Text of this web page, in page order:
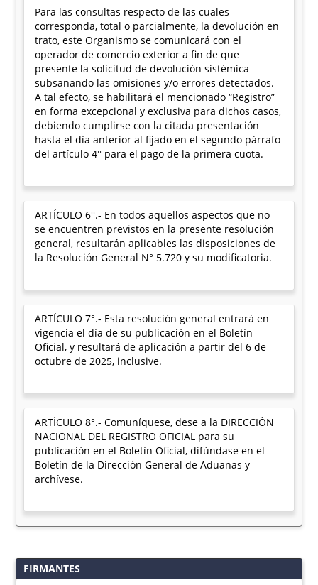
Para las consultas respecto de las cuales
corresponda, total o parcialmente, la devolución en
trato, este Organismo se comunicará con el
operador de comercio exterior a fin de que
presente la solicitud de devolución sistémica
subsanando las omisiones y/o errores detectados.
A tal efecto, se habilitará el mencionado “Registro”
en forma excepcional y exclusiva para dichos casos,
debiendo cumplirse con la citada presentación
hasta el día anterior al fijado en el segundo párrafo
del artículo 4° para el pago de la primera cuota.
ARTÍCULO 6°.- En todos aquellos aspectos que no
se encuentren previstos en la presente resolución
general, resultarán aplicables las disposiciones de
la Resolución General N° 5.720 y su modificatoria.
ARTÍCULO 7°.- Esta resolución general entrará en
vigencia el día de su publicación en el Boletín
Oficial, y resultará de aplicación a partir del 6 de
octubre de 2025, inclusive.
ARTÍCULO 8°.- Comuníquese, dese a la DIRECCIÓN
NACIONAL DEL REGISTRO OFICIAL para su
publicación en el Boletín Oficial, difúndase en el
Boletín de la Dirección General de Aduanas y
archívese.
FIRMANTES